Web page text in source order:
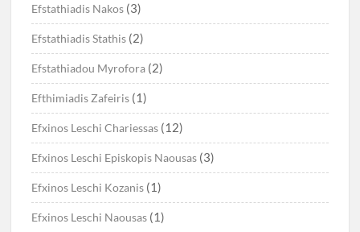
Efstathiadis Nakos (3)
Efstathiadis Stathis (2)
Efstathiadou Myrofora (2)
Efthimiadis Zafeiris (1)
Efxinos Leschi Chariessas (12)
Efxinos Leschi Episkopis Naousas (3)
Efxinos Leschi Kozanis (1)
Efxinos Leschi Naousas (1)